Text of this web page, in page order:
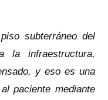
subterráneo del
la infraestructura,
y eso es una
paciente mediante